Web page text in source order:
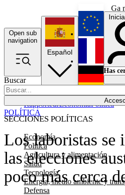
Ga
Open sub
navigation
Buscar
SECCIONES POLÍTICAS
Economía
Política
Agricultura y alimentación
Salud
Tecnología
Energía, medio ambiente y
Defensa
RapporteurEconomíaPolítica
Español
English
Français
Has
Los laboristas se
las elecciones
poco más cerca
POLÍTICA